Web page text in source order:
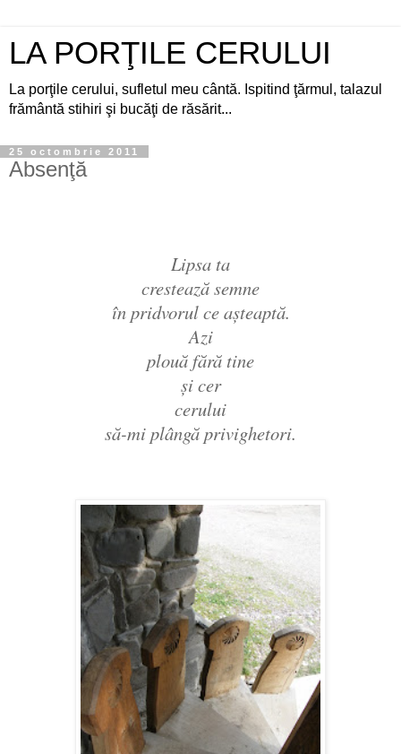
LA PORŢILE CERULUI
La porţile cerului, sufletul meu cântă. Ispitind ţărmul, talazul
frământă stihiri şi bucăţi de răsărit...
25 octombrie 2011
Absenţă
Lipsa ta
crestează semne
în pridvorul ce aşteaptă.
Azi
plouă fără tine
şi cer
cerului
să-mi plângă privighetori.